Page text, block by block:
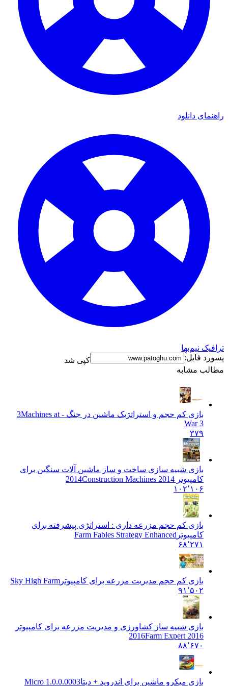
دانلود
نیم‌بها
فایل:
کپی شد
مشابه
بازی کم حجم و استراتژیک ماشین در جنگ - 3 Machines at
بازی شبیه سازی ساخت و ساز ماشین آلات سنگین برای
کامپیوتر 2014Construction Machines 2014
۱۰۲٬۱۰۶
بازی کم حجم مزرعه داری : استراتژی پیشرفته برای
کامپیوترFarm Fables Strategy Enhanced
۶۸٬۲۷۱
بازی کم حجم مدیریت مزرعه برای کامپیوترSky High Farm
۹۱٬۵۰۲
بازی شبیه ساز کشاورزی و مدیریت مزرعه برای کامپیوتر
2016Farm Expert 2016
۸۸٬۶۷۰
بازی میکرو ماشین برای اندروید + دیتا
1.0.0.0003 Micro